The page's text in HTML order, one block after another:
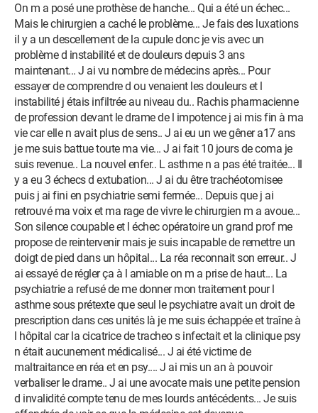
On m a posé une prothèse de hanche... Qui a été un échec...
Mais le chirurgien a caché le problème... Je fais des luxations
il y a un descellement de la cupule donc je vis avec un
problème d instabilité et de douleurs depuis 3 ans
maintenant... J ai vu nombre de médecins après... Pour
essayer de comprendre d ou venaient les douleurs et l
instabilité j étais infiltrée au niveau du.. Rachis pharmacienne
de profession devant le drame de l impotence j ai mis fin à ma
vie car elle n avait plus de sens.. J ai eu un we gêner a17 ans
je me suis battue toute ma vie... J ai fait 10 jours de coma je
suis revenue.. La nouvel enfer.. L asthme n a pas été traitée... Il
y a eu 3 échecs d extubation... J ai du être trachéotomisee
puis j ai fini en psychiatrie semi fermée... Depuis que j ai
retrouvé ma voix et ma rage de vivre le chirurgien m a avoue...
Son silence coupable et l échec opératoire un grand prof me
propose de reintervenir mais je suis incapable de remettre un
doigt de pied dans un hôpital... La réa reconnait son erreur.. J
ai essayé de régler ça à l amiable on m a prise de haut... La
psychiatrie a refusé de me donner mon traitement pour l
asthme sous prétexte que seul le psychiatre avait un droit de
prescription dans ces unités là je me suis échappée et traîne à
l hôpital car la cicatrice de tracheo s infectait et la clinique psy
n était aucunement médicalisé... J ai été victime de
maltraitance en réa et en psy.... J ai mis un an à pouvoir
verbaliser le drame.. J ai une avocate mais une petite pension
d invalidité compte tenu de mes lourds antécédents... Je suis